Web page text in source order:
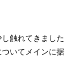
触れてきました
いてメインに据